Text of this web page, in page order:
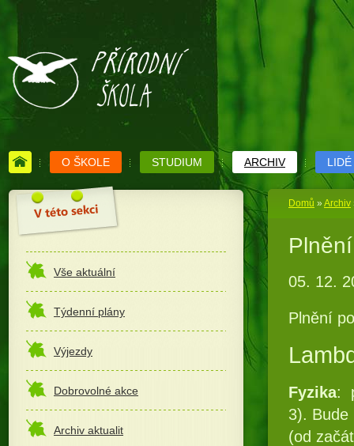
O ŠKOLE STUDIUM ARCHIV LIDÉ
Vše aktuální
Týdenní plány
Výjezdy
Dobrovolné akce
Archiv aktualit
Domů » Archiv
05. 12.
Plnění
Fyzika:
3). Bude
(od